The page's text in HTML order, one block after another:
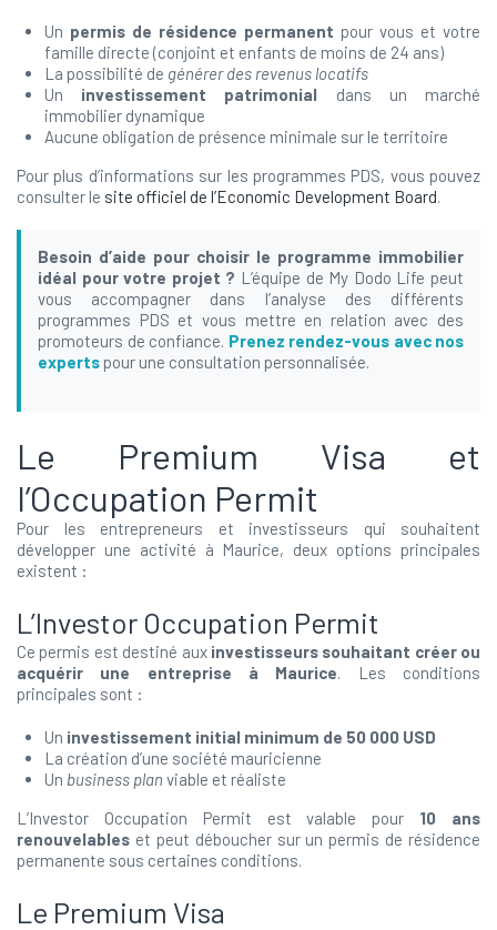
Un permis de résidence permanent pour vous et votre
famille directe (conjoint et enfants de moins de 24 ans)
La possibilité de générer des revenus locatifs
Un investissement patrimonial dans un marché
immobilier dynamique
Aucune obligation de présence minimale sur le territoire
Pour plus d’informations sur les programmes PDS, vous pouvez
consulter le site officiel de l’Economic Development Board.
Besoin d’aide pour choisir le programme immobilier
idéal pour votre projet ? L’équipe de My Dodo Life peut
vous accompagner dans l’analyse des différents
programmes PDS et vous mettre en relation avec des
promoteurs de confiance. Prenez rendez-vous avec nos
experts pour une consultation personnalisée.
Le Premium Visa et
l’Occupation Permit
Pour les entrepreneurs et investisseurs qui souhaitent
développer une activité à Maurice, deux options principales
existent :
L’Investor Occupation Permit
Ce permis est destiné aux investisseurs souhaitant créer ou
acquérir une entreprise à Maurice. Les conditions
principales sont :
Un investissement initial minimum de 50 000 USD
La création d’une société mauricienne
Un business plan viable et réaliste
L’Investor Occupation Permit est valable pour 10 ans
renouvelables et peut déboucher sur un permis de résidence
permanente sous certaines conditions.
Le Premium Visa